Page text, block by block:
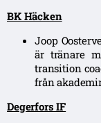
BK Häcken
Joop
är tränare
transition
från
Degerfors IF